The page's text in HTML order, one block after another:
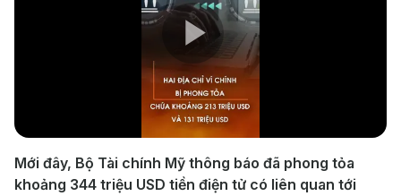
Play
Video
Mới đây, Bộ Tài chính Mỹ thông báo đã phong tỏa
khoảng 344 triệu USD tiền điện tử có liên quan tới